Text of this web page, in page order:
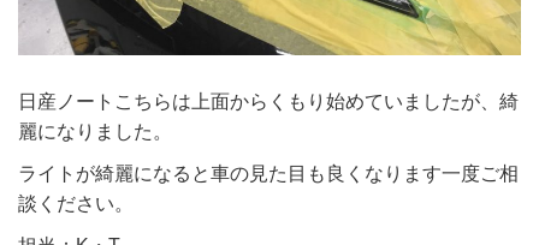
日産ノートこちらは上面からくもり始めていましたが、綺
麗になりました。
ライトが綺麗になると車の見た目も良くなります一度ご相
談ください。